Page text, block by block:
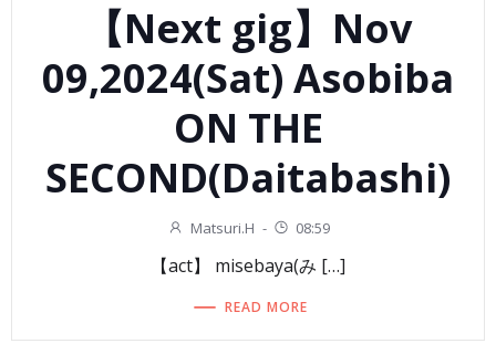
【Next gig】Nov
09,2024(Sat) Asobiba
ON THE
SECOND(Daitabashi)
Matsuri.H - 08:59
【act】 misebaya(み […]
READ MORE